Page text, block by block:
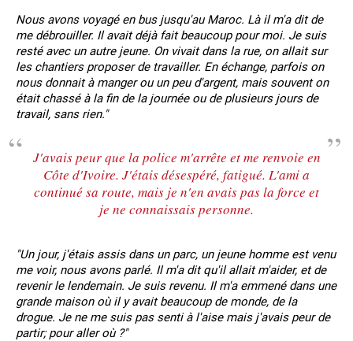
Nous avons voyagé en bus jusqu'au Maroc. Là il m'a dit de
me débrouiller. Il avait déjà fait beaucoup pour moi. Je suis
resté avec un autre jeune. On vivait dans la rue, on allait sur
les chantiers proposer de travailler. En échange, parfois on
nous donnait à manger ou un peu d'argent, mais souvent on
était chassé à la fin de la journée ou de plusieurs jours de
travail, sans rien."
J'avais peur que la police m'arrête et me renvoie en
Côte d'Ivoire. J'étais désespéré, fatigué. L'ami a
continué sa route, mais je n'en avais pas la force et
je ne connaissais personne.
"Un jour, j'étais assis dans un parc, un jeune homme est venu
me voir, nous avons parlé. Il m'a dit qu'il allait m'aider, et de
revenir le lendemain. Je suis revenu. Il m'a emmené dans une
grande maison où il y avait beaucoup de monde, de la
drogue. Je ne me suis pas senti à l'aise mais j'avais peur de
partir; pour aller où ?"